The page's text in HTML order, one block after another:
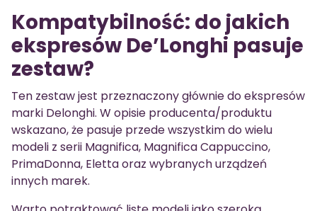
Kompatybilność: do jakich
ekspresów De’Longhi pasuje
zestaw?
Ten zestaw jest przeznaczony głównie do ekspresów
marki Delonghi. W opisie producenta/produktu
wskazano, że pasuje przede wszystkim do wielu
modeli z serii Magnifica, Magnifica Cappuccino,
PrimaDonna, Eletta oraz wybranych urządzeń
innych marek.